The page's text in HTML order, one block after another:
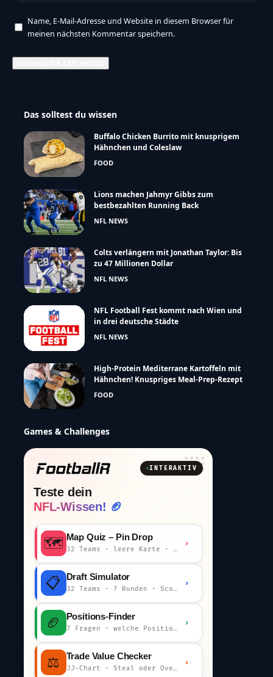
Name, E-Mail-Adresse und Website in diesem Browser für
meinen nächsten Kommentar speichern.
Das solltest du wissen
Buffalo Chicken Burrito mit knusprigem
Hähnchen und Coleslaw
FOOD
Lions machen Jahmyr Gibbs zum
bestbezahlten Running Back
NFL NEWS
Colts verlängern mit Jonathan Taylor: Bis
zu 47 Millionen Dollar
NFL NEWS
NFL Football Fest kommt nach Wien und
in drei deutsche Städte
NFL NEWS
High-Protein Mediterrane Kartoffeln mit
Hähnchen! Knuspriges Meal-Prep-Rezept
FOOD
Games & Challenges
INTERAKTIV
Teste dein
NFL-Wissen! 🏈
🗺️ Map Quiz – Pin Drop
32 Teams · leere Karte · km-Wertung
›
📋 Draft Simulator
32 Teams · 7 Runden · Scout-Kommentar
›
🏈 Positions-Finder
7 Fragen · welche Position bist du?
›
⚖️ Trade Value Checker
JJ-Chart · Steal oder Overpay?
›